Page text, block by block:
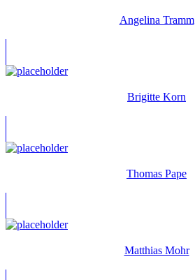
Angelina Tramm
Brigitte Korn
Thomas Pape
Matthias Mohr